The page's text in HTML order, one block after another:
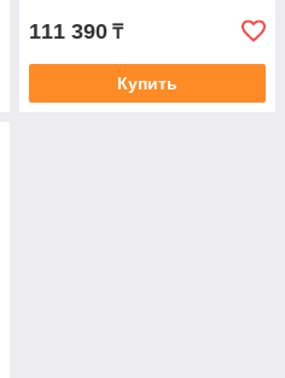
111 390 ₸
Купить